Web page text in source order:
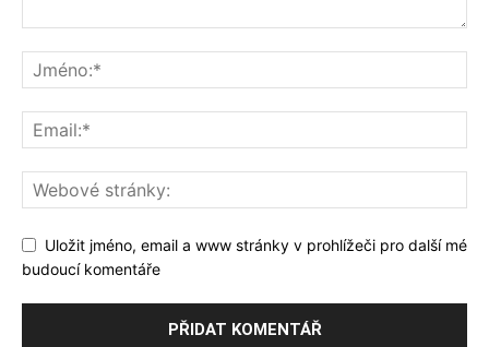
Uložit jméno, email a www stránky v prohlížeči pro další mé
budoucí komentáře